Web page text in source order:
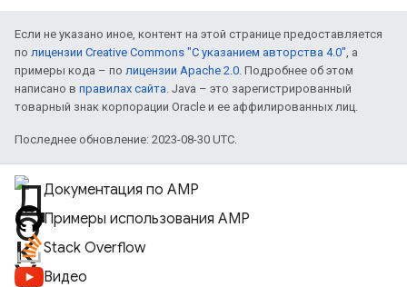
Если не указано иное, контент на этой странице предоставляется
по лицензии Creative Commons "С указанием авторства 4.0", а
примеры кода – по лицензии Apache 2.0. Подробнее об этом
написано в правилах сайта. Java – это зарегистрированный
товарный знак корпорации Oracle и ее аффилированных лиц.
Последнее обновление: 2023-08-30 UTC.
Документация по AMP
Примеры использования AMP
Stack Overflow
Видео